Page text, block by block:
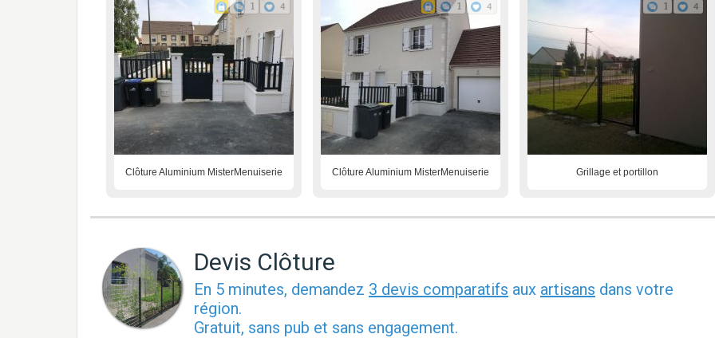
1 4
Clôture Aluminium MisterMenuiserie
1 4
Clôture Aluminium MisterMenuiserie
1 4
Grillage et portillon
Devis Clôture
En 5 minutes, demandez 3 devis comparatifs aux artisans dans votre
région.
Gratuit, sans pub et sans engagement.